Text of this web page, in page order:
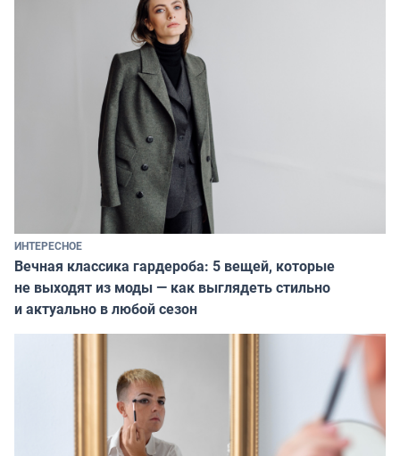
ИНТЕРЕСНОЕ
Вечная классика гардероба: 5 вещей, которые
не выходят из моды — как выглядеть стильно
и актуально в любой сезон